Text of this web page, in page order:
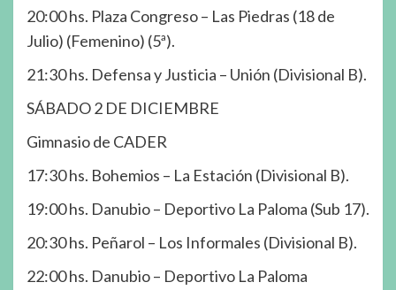
20:00 hs. Plaza Congreso – Las Piedras (18 de
Julio) (Femenino) (5ª).
21:30 hs. Defensa y Justicia – Unión (Divisional B).
SÁBADO 2 DE DICIEMBRE
Gimnasio de CADER
17:30 hs. Bohemios – La Estación (Divisional B).
19:00 hs. Danubio – Deportivo La Paloma (Sub 17).
20:30 hs. Peñarol – Los Informales (Divisional B).
22:00 hs. Danubio – Deportivo La Paloma